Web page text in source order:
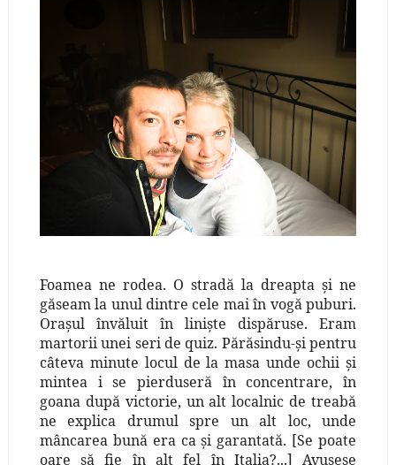
Foamea ne rodea. O stradă la dreapta şi ne
găseam la unul dintre cele mai în vogă puburi.
Oraşul învăluit în linişte dispăruse. Eram
martorii unei seri de quiz. Părăsindu-şi pentru
câteva minute locul de la masa unde ochii şi
mintea i se pierduseră în concentrare, în
goana după victorie, un alt localnic de treabă
ne explica drumul spre un alt loc, unde
mâncarea bună era ca şi garantată. [Se poate
oare să fie în alt fel în Italia?...] Avusese